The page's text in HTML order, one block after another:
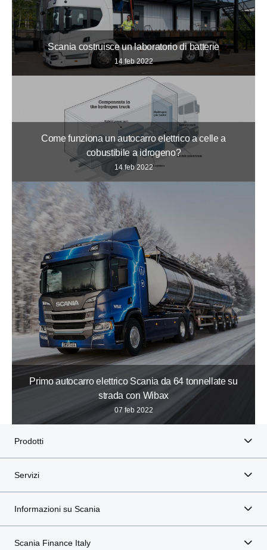
Scania costruisce un laboratorio di batterie
14 feb 2022
Come funziona un autocarro elettrico a celle a
cobustibile a idrogeno?
14 feb 2022
Primo autocarro elettrico Scania da 64 tonnellate su
strada con Wibax
07 feb 2022
Prodotti
Servizi
Informazioni su Scania
Scania Finance Italy